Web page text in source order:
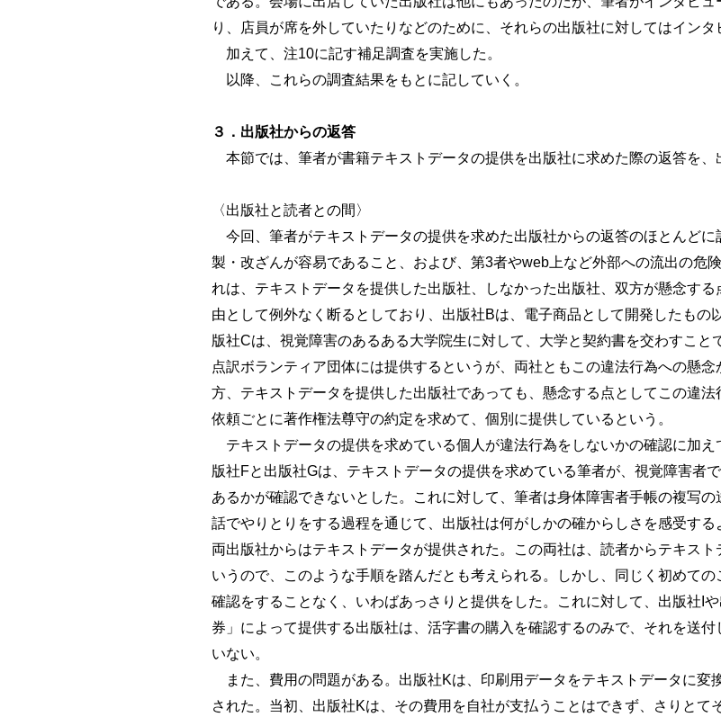
り、店員が席を外していたりなどのために、それらの出版社に対してはインタ
加えて、注10に記す補足調査を実施した。
以降、これらの調査結果をもとに記していく。
３．出版社からの返答
本節では、筆者が書籍テキストデータの提供を出版社に求めた際の返答を、
〈出版社と読者との間〉
今回、筆者がテキストデータの提供を求めた出版社からの返答のほとんど
製・改ざんが容易であること、および、第3者やweb上など外部への流出の危
れは、テキストデータを提供した出版社、しなかった出版社、双方が懸念す
由として例外なく断るとしており、出版社Bは、電子商品として開発したもの
版社Cは、視覚障害のあるある大学院生に対して、大学と契約書を交わすこと
点訳ボランティア団体には提供するというが、両社ともこの違法行為への懸
方、テキストデータを提供した出版社であっても、懸念する点としてこの違
依頼ごとに著作権法尊守の約定を求めて、個別に提供しているという。
テキストデータの提供を求めている個人が違法行為をしないかの確認に加
版社Fと出版社Gは、テキストデータの提供を求めている筆者が、視覚障害者
あるかが確認できないとした。これに対して、筆者は身体障害者手帳の複写
話でやりとりをする過程を通じて、出版社は何がしかの確からしさを感受する
両出版社からはテキストデータが提供された。この両社は、読者からテキス
いうので、このような手順を踏んだとも考えられる。しかし、同じく初めて
確認をすることなく、いわばあっさりと提供をした。これに対して、出版社I
券」によって提供する出版社は、活字書の購入を確認するのみで、それを送
いない。
また、費用の問題がある。出版社Kは、印刷用データをテキストデータに変
された。当初、出版社Kは、その費用を自社が支払うことはできず、さりとて